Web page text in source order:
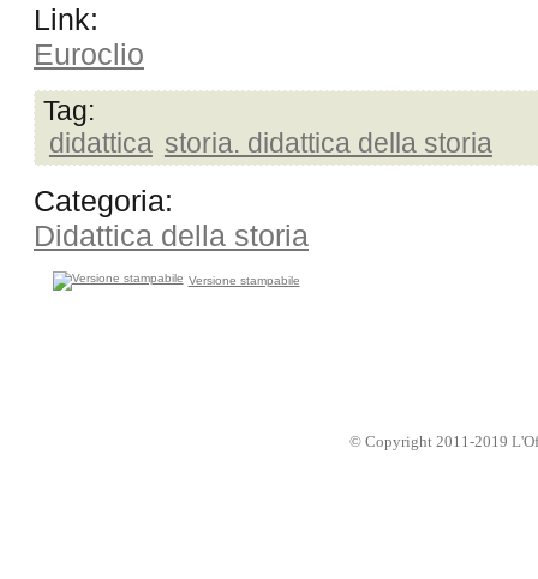
Link:
Euroclio
Tag:
didattica storia. didattica della storia
Categoria:
Didattica della storia
Versione stampabile
© Copyright 2011-2019